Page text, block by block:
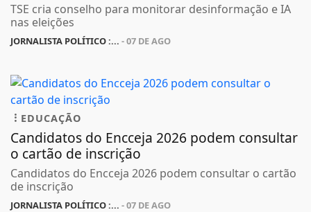
TSE cria conselho para monitorar desinformação e IA
nas eleições
JORNALISTA POLÍTICO :... - 07 DE AGO
EDUCAÇÃO
Candidatos do Encceja 2026 podem consultar
o cartão de inscrição
Candidatos do Encceja 2026 podem consultar o cartão
de inscrição
JORNALISTA POLÍTICO :... - 07 DE AGO